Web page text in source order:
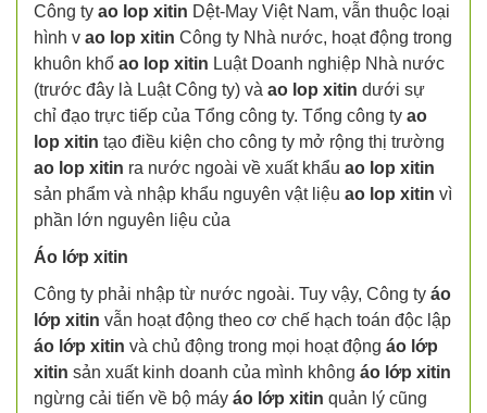
Công ty ao lop xitin Dệt-May Việt Nam, vẫn thuộc loại
hình v ao lop xitin Công ty Nhà nước, hoạt động trong
khuôn khổ ao lop xitin Luật Doanh nghiệp Nhà nước
(trước đây là Luật Công ty) và ao lop xitin dưới sự
chỉ đạo trực tiếp của Tổng công ty. Tổng công ty ao
lop xitin tạo điều kiện cho công ty mở rộng thị trường
ao lop xitin ra nước ngoài về xuất khẩu ao lop xitin
sản phẩm và nhập khẩu nguyên vật liệu ao lop xitin vì
phần lớn nguyên liệu của
Áo lớp xitin
Công ty phải nhập từ nước ngoài. Tuy vậy, Công ty áo
lớp xitin vẫn hoạt động theo cơ chế hạch toán độc lập
áo lớp xitin và chủ động trong mọi hoạt động áo lớp
xitin sản xuất kinh doanh của mình không áo lớp xitin
ngừng cải tiến về bộ máy áo lớp xitin quản lý cũng